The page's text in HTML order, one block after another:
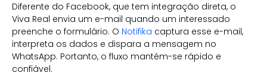
Diferente do Facebook, que tem integração direta, o
Viva Real envia um e-mail quando um interessado
preenche o formulário. O Notifika captura esse e-mail,
interpreta os dados e dispara a mensagem no
WhatsApp. Portanto, o fluxo mantém-se rápido e
confiável.